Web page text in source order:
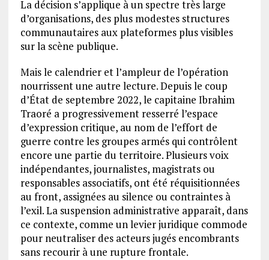
La décision s’applique à un spectre très large
d’organisations, des plus modestes structures
communautaires aux plateformes plus visibles
sur la scène publique.
Mais le calendrier et l’ampleur de l’opération
nourrissent une autre lecture. Depuis le coup
d’État de septembre 2022, le capitaine Ibrahim
Traoré a progressivement resserré l’espace
d’expression critique, au nom de l’effort de
guerre contre les groupes armés qui contrôlent
encore une partie du territoire. Plusieurs voix
indépendantes, journalistes, magistrats ou
responsables associatifs, ont été réquisitionnées
au front, assignées au silence ou contraintes à
l’exil. La suspension administrative apparaît, dans
ce contexte, comme un levier juridique commode
pour neutraliser des acteurs jugés encombrants
sans recourir à une rupture frontale.